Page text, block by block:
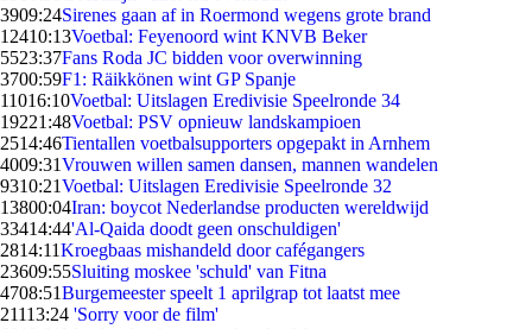
3909:24Sirenes gaan af in Roermond wegens grote brand
12410:13Voetbal: Feyenoord wint KNVB Beker
5523:37Fans Roda JC bidden voor overwinning
3700:59F1: Räikkönen wint GP Spanje
11016:10Voetbal: Uitslagen Eredivisie Speelronde 34
19221:48Voetbal: PSV opnieuw landskampioen
2514:46Tientallen voetbalsupporters opgepakt in Arnhem
4009:31Vrouwen willen samen dansen, mannen wandelen
9310:21Voetbal: Uitslagen Eredivisie Speelronde 32
13800:04Iran: boycot Nederlandse producten wereldwijd
33414:44'Al-Qaida doodt geen onschuldigen'
2814:11Kroegbaas mishandeld door cafégangers
23609:55Sluiting moskee 'schuld' van Fitna
4708:51Burgemeester speelt 1 aprilgrap tot laatst mee
21113:24 'Sorry voor de film'